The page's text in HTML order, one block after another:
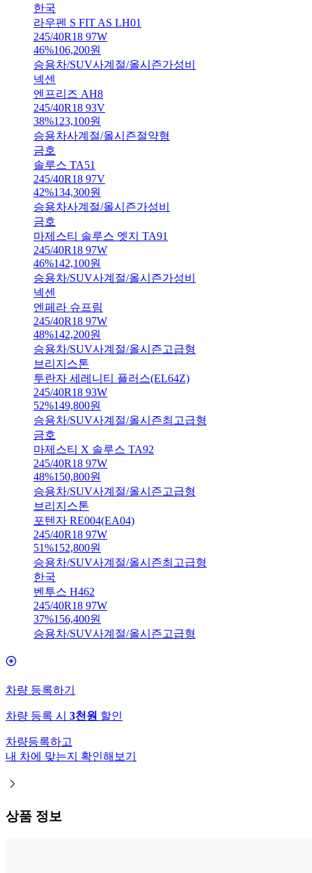
한국
라우펜 S FIT AS LH01
245/40R18 97W
46%106,200원
승용차/SUV사계절/올시즌가성비
넥센
엔프리즈 AH8
245/40R18 93V
38%123,100원
승용차사계절/올시즌절약형
금호
솔루스 TA51
245/40R18 97V
42%134,300원
승용차사계절/올시즌가성비
금호
마제스티 솔루스 엣지 TA91
245/40R18 97W
46%142,100원
승용차/SUV사계절/올시즌가성비
넥센
엔페라 슈프림
245/40R18 97W
48%142,200원
승용차/SUV사계절/올시즌고급형
브리지스톤
투란자 세레니티 플러스(EL64Z)
245/40R18 93W
52%149,800원
승용차/SUV사계절/올시즌최고급형
금호
마제스티 X 솔루스 TA92
245/40R18 97W
48%150,800원
승용차/SUV사계절/올시즌고급형
브리지스톤
포텐자 RE004(EA04)
245/40R18 97W
51%152,800원
승용차/SUV사계절/올시즌최고급형
한국
벤투스 H462
245/40R18 97W
37%156,400원
승용차/SUV사계절/올시즌고급형
차량 등록하기
차량 등록 시 3천원 할인
차량등록하고
내 차에 맞는지 확인해보기
상품 정보